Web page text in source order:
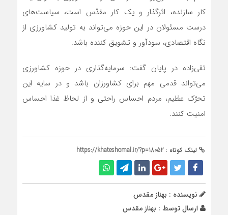
کار سازنده، اثرگذار و یک کار مقدّس است، سیاست‌های
درست مسئولان در این حوزه می‌تواند به تولید کشاورزی از
نگاه اقتصادی، سودآور و تشویق کننده باشد.
تقی‌زاده در پایان گفت: سرمایه‌گذاری در حوزه کشاورزی
می‌تواند قدمی مهم برای کشاورزان باشد و در سایه این
تحرّک عظیم، مردم احساس راحتی و از لحاظ غذا احساس
امنیت کنند.
لینک کوتاه : https://khateshomal.ir/?p=18052
نویسنده : بهناز مقدس
ارسال توسط : بهناز مقدس